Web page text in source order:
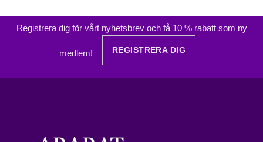
Registrera dig för vårt nyhetsbrev och få 10 % rabatt som ny
medlem! REGISTRERA DIG